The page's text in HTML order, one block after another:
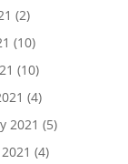
(2)
(10)
(10)
(4)
2021 (5)
(4)